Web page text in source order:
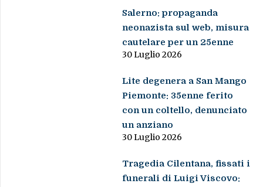
Salerno: propaganda
neonazista sul web, misura
cautelare per un 25enne
30 Luglio 2026
Lite degenera a San Mango
Piemonte: 35enne ferito
con un coltello, denunciato
un anziano
30 Luglio 2026
Tragedia Cilentana, fissati i
funerali di Luigi Viscovo: